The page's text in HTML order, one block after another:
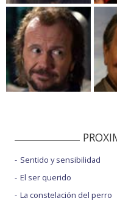
Sentido y sensibilidad
El ser querido
La constelación del perro